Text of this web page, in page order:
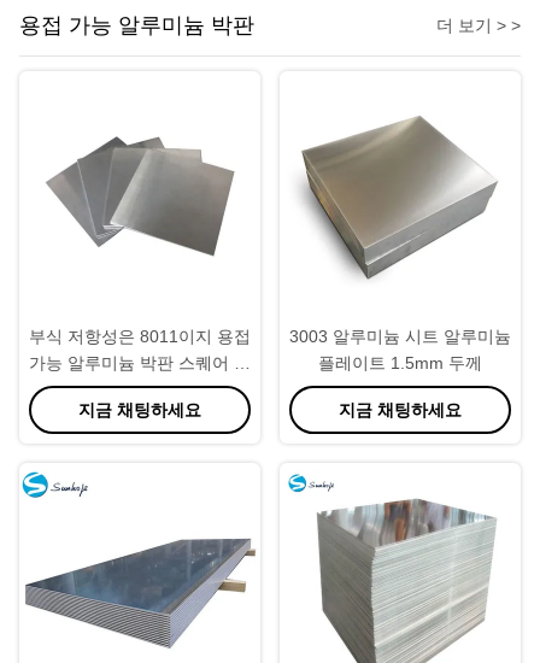
용접 가능 알루미늄 박판 더 보기 > >
부식 저항성은 8011이지 용접
가능 알루미늄 박판 스퀘어 형
상을 합금합니다
지금 채팅하세요
3003 알루미늄 시트 알루미늄
플레이트 1.5mm 두께
지금 채팅하세요